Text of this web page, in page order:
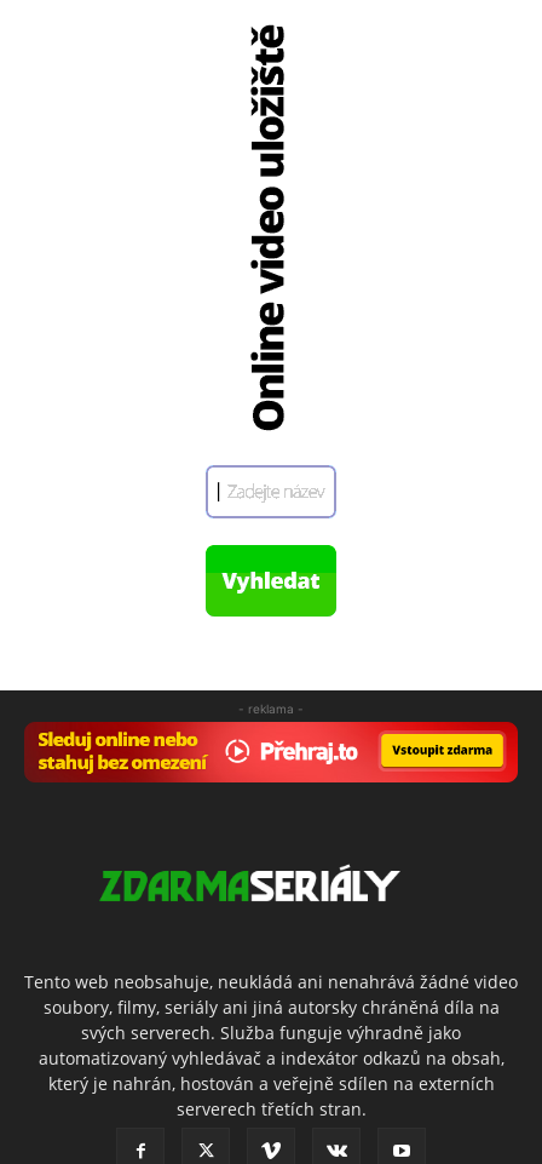
- reklama -
Tento web neobsahuje, neukládá ani nenahrává žádné video
soubory, filmy, seriály ani jiná autorsky chráněná díla na
svých serverech. Služba funguje výhradně jako
automatizovaný vyhledávač a indexátor odkazů na obsah,
který je nahrán, hostován a veřejně sdílen na externích
serverech třetích stran.